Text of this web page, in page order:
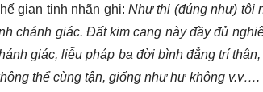
gian tịnh nhãn ghi:Như thị (đúng như) tôi
chánh giác. Đất kim cang này đầy đủ
giác, liễu pháp ba đời bình đẳng trí
thể cùng tận, giống như hư không v.v….